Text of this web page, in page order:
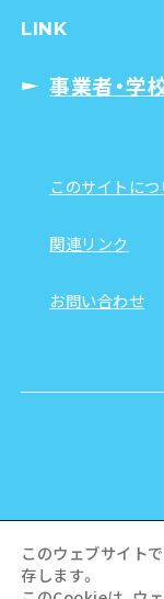
LINK
事業者・学
このサイトにつ
関連リンク
お問い合わせ
このウェブサイト
存します。